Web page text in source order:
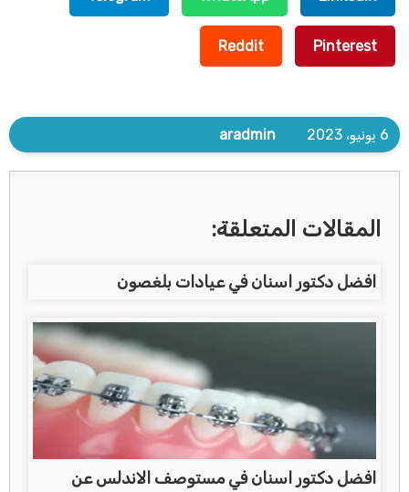
Pinterest
Reddit
6 يونيو، 2023 aradmin
المقالات المتعلقة:
افضل دكتور اسنان في عيادات بلغصون
افضل دكتور اسنان في مستوصف الاندلس عن